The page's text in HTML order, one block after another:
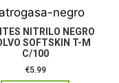
NITRILO NEGRO
SOFTSKIN T-M
C/100
€5.99